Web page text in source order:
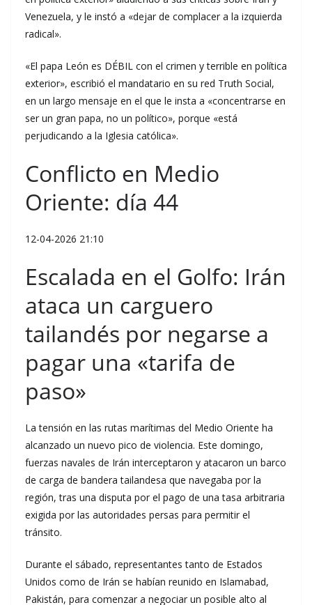
Venezuela, y le instó a «dejar de complacer a la izquierda
radical».
«El papa León es DÉBIL con el crimen y terrible en política
exterior», escribió el mandatario en su red Truth Social,
en un largo mensaje en el que le insta a «concentrarse en
ser un gran papa, no un político», porque «está
perjudicando a la Iglesia católica».
Conflicto en Medio
Oriente: día 44
12-04-2026 21:10
Escalada en el Golfo: Irán
ataca un carguero
tailandés por negarse a
pagar una «tarifa de
paso»
La tensión en las rutas marítimas del Medio Oriente ha
alcanzado un nuevo pico de violencia. Este domingo,
fuerzas navales de Irán interceptaron y atacaron un barco
de carga de bandera tailandesa que navegaba por la
región, tras una disputa por el pago de una tasa arbitraria
exigida por las autoridades persas para permitir el
tránsito.
Durante el sábado, representantes tanto de Estados
Unidos como de Irán se habían reunido en Islamabad,
Pakistán, para comenzar a negociar un posible alto al